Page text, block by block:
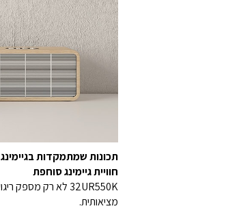
תכונות שמתמקדות בגיימינג
חוויית גיימינג סוחפת
מציאותית.